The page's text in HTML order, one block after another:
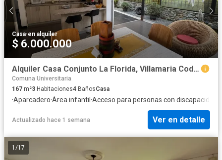
Casa·en alquiler
$ 6.000.000
Alquiler Casa Conjunto La Florida, Villamaria Cod 10197496
Comuna Universitaria
167 m²3 Habitaciones4 BañosCasa
·Aparcadero·Área infantil ·Acceso para personas con discapacidad
Actualizado hace 1 semana Ver en detalle
1 /17